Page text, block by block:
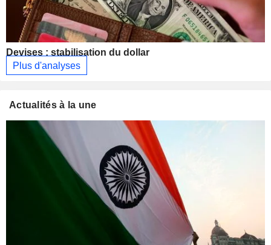
Devises : stabilisation du dollar
Plus d'analyses
Actualités à la une